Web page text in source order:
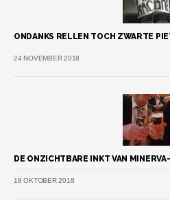
ONDANKS RELLEN TOCH ZWARTE
24 NOVEMBER 2018
DE ONZICHTBARE INKT VAN
18 OKTOBER 2018